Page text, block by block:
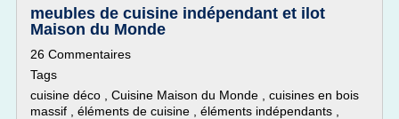
meubles de cuisine indépendant et ilot
Maison du Monde
26 Commentaires
Tags
cuisine déco , Cuisine Maison du Monde , cuisines en bois
massif , éléments de cuisine , éléments indépendants ,